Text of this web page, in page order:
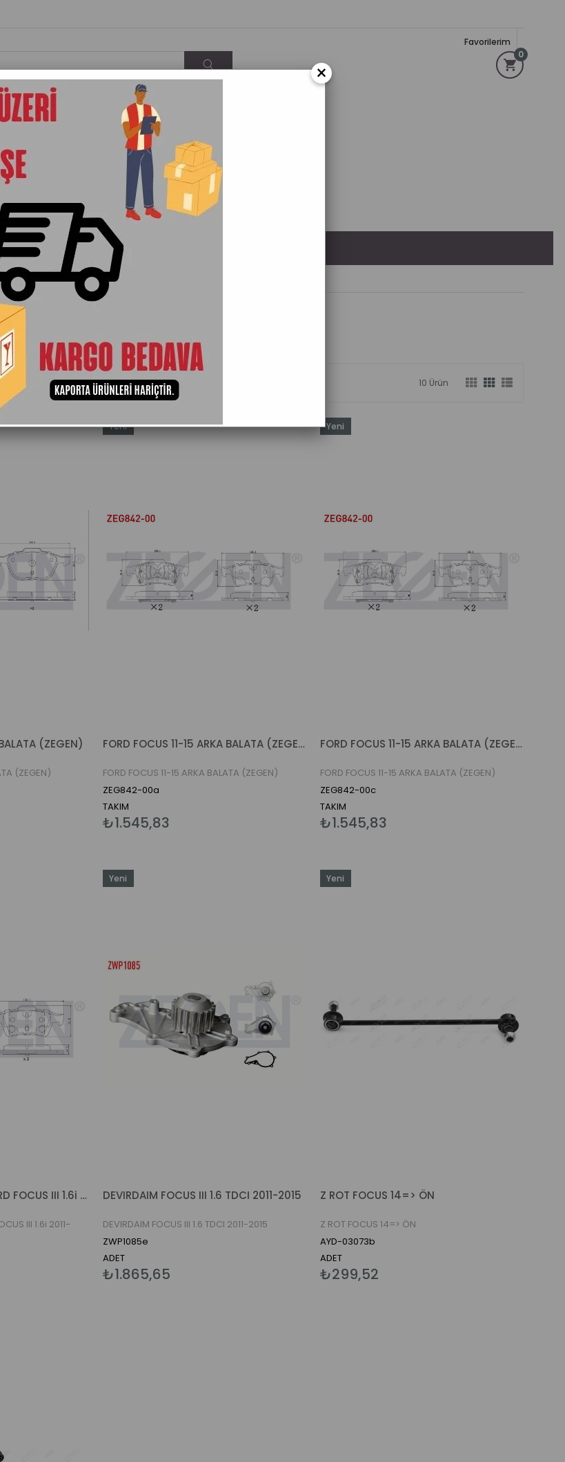
0
Favorilerim
İLETIŞIM
Ürün Adına Göre (Z<A) Stoktakiler 10 Ürün
(ZEGEN)
(ZEGEN)
FORD FOCUS 11-15 ARKA BALATA (ZEGEN)
FORD FOCUS 11-15 ARKA BALATA (ZEGEN)
ZEG842-00a
TAKIM
₺1.545,83
Yeni
FORD FOCUS 11-15 ARKA BALATA (ZEGEN)
FORD FOCUS 11-15 ARKA BALATA (ZEGEN)
ZEG842-00c
TAKIM
₺1.545,83
Yeni
FREN BALATA ARKA FORD FOCUS III 1.6i 2011-2015
III 1.6i 2011-
DEVIRDAIM FOCUS III 1.6 TDCI 2011-2015
DEVIRDAIM FOCUS III 1.6 TDCI 2011-2015
ZWP1085e
ADET
₺1.865,65
Yeni
Z ROT FOCUS 14=> ÖN
Z ROT FOCUS 14=> ÖN
AYD-03073b
ADET
₺299,52
Yeni
×